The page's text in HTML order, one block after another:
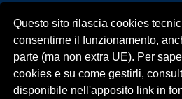
Dichiarazione di accessibilità
Questo sito rilascia cookies
consentirne il funzionamento,
parte (ma non extra UE). Per
cookies e su come gestirli,
disponibile nell'apposito link in